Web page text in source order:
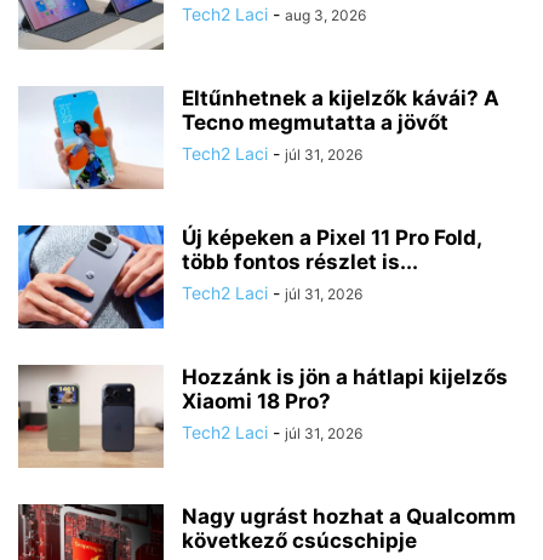
Tech2 Laci - aug 3, 2026
Eltűnhetnek a kijelzők kávái? A
Tecno megmutatta a jövőt
Tech2 Laci - júl 31, 2026
Új képeken a Pixel 11 Pro Fold,
több fontos részlet is...
Tech2 Laci - júl 31, 2026
Hozzánk is jön a hátlapi kijelzős
Xiaomi 18 Pro?
Tech2 Laci - júl 31, 2026
Nagy ugrást hozhat a Qualcomm
következő csúcschipje